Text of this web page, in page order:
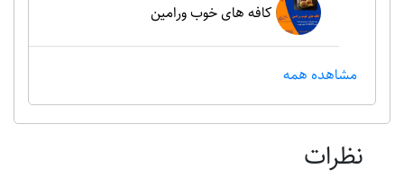
کافه های خوب ورامین
مشاهده همه
نظرات